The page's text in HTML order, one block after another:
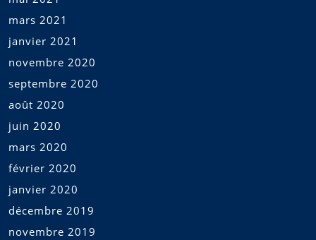
mars 2021
janvier 2021
novembre 2020
septembre 2020
août 2020
juin 2020
mars 2020
février 2020
janvier 2020
décembre 2019
novembre 2019